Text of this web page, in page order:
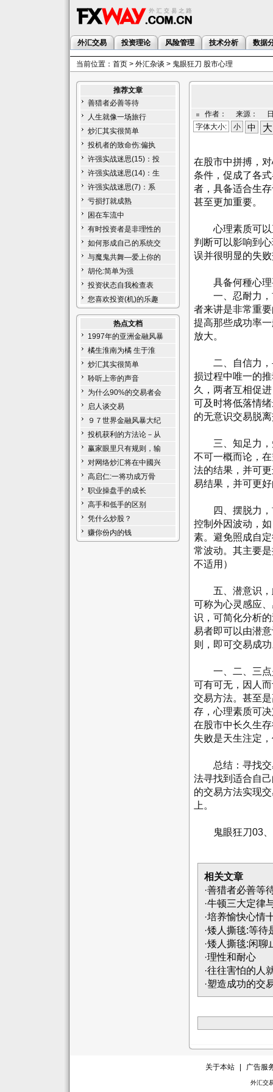
外汇交易 投资理论 风险管理 技术分析 数据
当前位置： 首页 > 外汇杂谈 > 鬼眼狂刀 股市心理
推荐文章
善猎者必善等待
人生就像一场旅行
炒汇其实很简单
投机者的致命伤:偏执
许强实战迷思(15)：投
许强实战迷思(14)：生
许强实战迷思(7)：系
亏损打就成熟
困在车流中
有时投资者是非理性的
如何形成自己的系统交
与魔鬼共舞—爱上你的
胡伦:简单为强
投资状态自我检查表
您喜欢投资(机)的乐趣
热点文档
1997年的亚洲金融风暴
橘生淮南为橘 生于淮
炒汇其实很简单
聆听上帝的声音
为什么90%的交易者会
启人谈交易
９７世界金融风暴大纪
投机获利的方法论－从
赢家眼里只有规则，输
对网络炒汇将在中國兴
高启仁:一将功成万骨
职业操盘手的成长
高手和低手的区别
凭什么炒股？
赚你份内的钱
作者： 来源： 日
字体大小:
小 中 大
在股市中拼搏，
条件，促成了各
者，具备适合生
甚至更加重要。
心理素质可以
判断可以影响到
误并很明显的失
具备何種心理
一、忍耐力，
者来讲是非常重
提高那些成功率
放大。
二、自信力，
损过程中唯一的
久，两者互相促
可及时将低落情
的无意识交易脱
三、知足力，
不可一概而论，
法的结果，并可
易结果，并可更
四、摆脱力，
控制外因波动，
素。避免照成自
常波动。其主要
不适用）
五、潜意识，
可称为心灵感应
识，可简化分析
易者即可以由潜
则，即可交易成
一、二、三点
可有可无，因人
交易方法。甚至
存，心理素质可
在股市中长久生
失败是天生注定
总结：寻找交
法寻找到适合自
的交易方法实现
上。
鬼眼狂刀03、
相关文章
·善猎者必善等
·牛顿三大定律
·培养愉快心情
·矮人撕毯:等待
·矮人撕毯:闲聊
·理性和耐心
·往往害怕的人
·塑造成功的交
关于本站 广告服
外汇交